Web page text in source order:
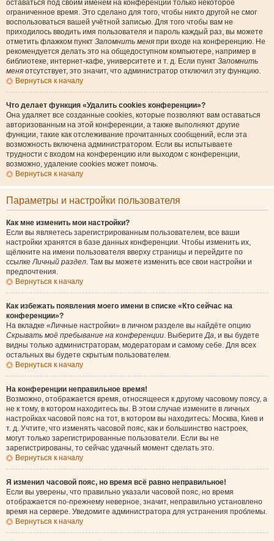
оставаться под своим именем на конференции только некоторое
ограниченное время. Это сделано для того, чтобы никто другой не смог
воспользоваться вашей учётной записью. Для того чтобы вам не
приходилось вводить имя пользователя и пароль каждый раз, вы можете
отметить флажком пункт Запомнить меня при входе на конференцию. Не
рекомендуется делать это на общедоступном компьютере, например в
библиотеке, интернет-кафе, университете и т. д. Если пункт Запомнить
меня отсутствует, это значит, что администратор отключил эту функцию.
Вернуться к началу
Что делает функция «Удалить cookies конференции»?
Она удаляет все созданные cookies, которые позволяют вам оставаться
авторизованным на этой конференции, а также выполняют другие
функции, такие как отслеживание прочитанных сообщений, если эта
возможность включена администратором. Если вы испытываете
трудности с входом на конференцию или выходом с конференции,
возможно, удаление cookies может помочь.
Вернуться к началу
Параметры и настройки пользователя
Как мне изменить мои настройки?
Если вы являетесь зарегистрированным пользователем, все ваши
настройки хранятся в базе данных конференции. Чтобы изменить их,
щёлкните на имени пользователя вверху страницы и перейдите по
ссылкеЛичный раздел. Там вы можете изменить все свои настройки и
предпочтения.
Вернуться к началу
Как избежать появления моего имени в списке «Кто сейчас на
конференции»?
На вкладке «Личные настройки» в личном разделе вы найдёте опцию
Скрывать моё пребывание на конференции. ВыберитеДа, и вы будете
видны только администраторам, модераторам и самому себе. Для всех
остальных вы будете скрытым пользователем.
Вернуться к началу
На конференции неправильное время!
Возможно, отображается время, относящееся к другому часовому поясу, а
не к тому, в котором находитесь вы. В этом случае измените в личных
настройках часовой пояс на тот, в котором вы находитесь: Москва, Киев и
т. д. Учтите, что изменять часовой пояс, как и большинство настроек,
могут только зарегистрированные пользователи. Если вы не
зарегистрированы, то сейчас удачный момент сделать это.
Вернуться к началу
Я изменил часовой пояс, но время всё равно неправильное!
Если вы уверены, что правильно указали часовой пояс, но время
отображается по-прежнему неверное, значит, неправильно установлено
время на сервере. Уведомите администратора для устранения проблемы.
Вернуться к началу